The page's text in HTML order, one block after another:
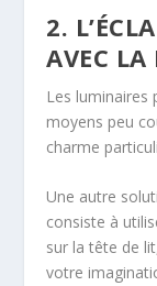
2.
AVEC LA
Les luminaires
moyens peu
charme
Une autre
consiste à
sur la tête de
votre